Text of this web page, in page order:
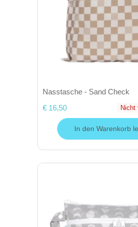
Nasstasche - Sand Check
€ 16,50
Nicht
In den Warenkorb